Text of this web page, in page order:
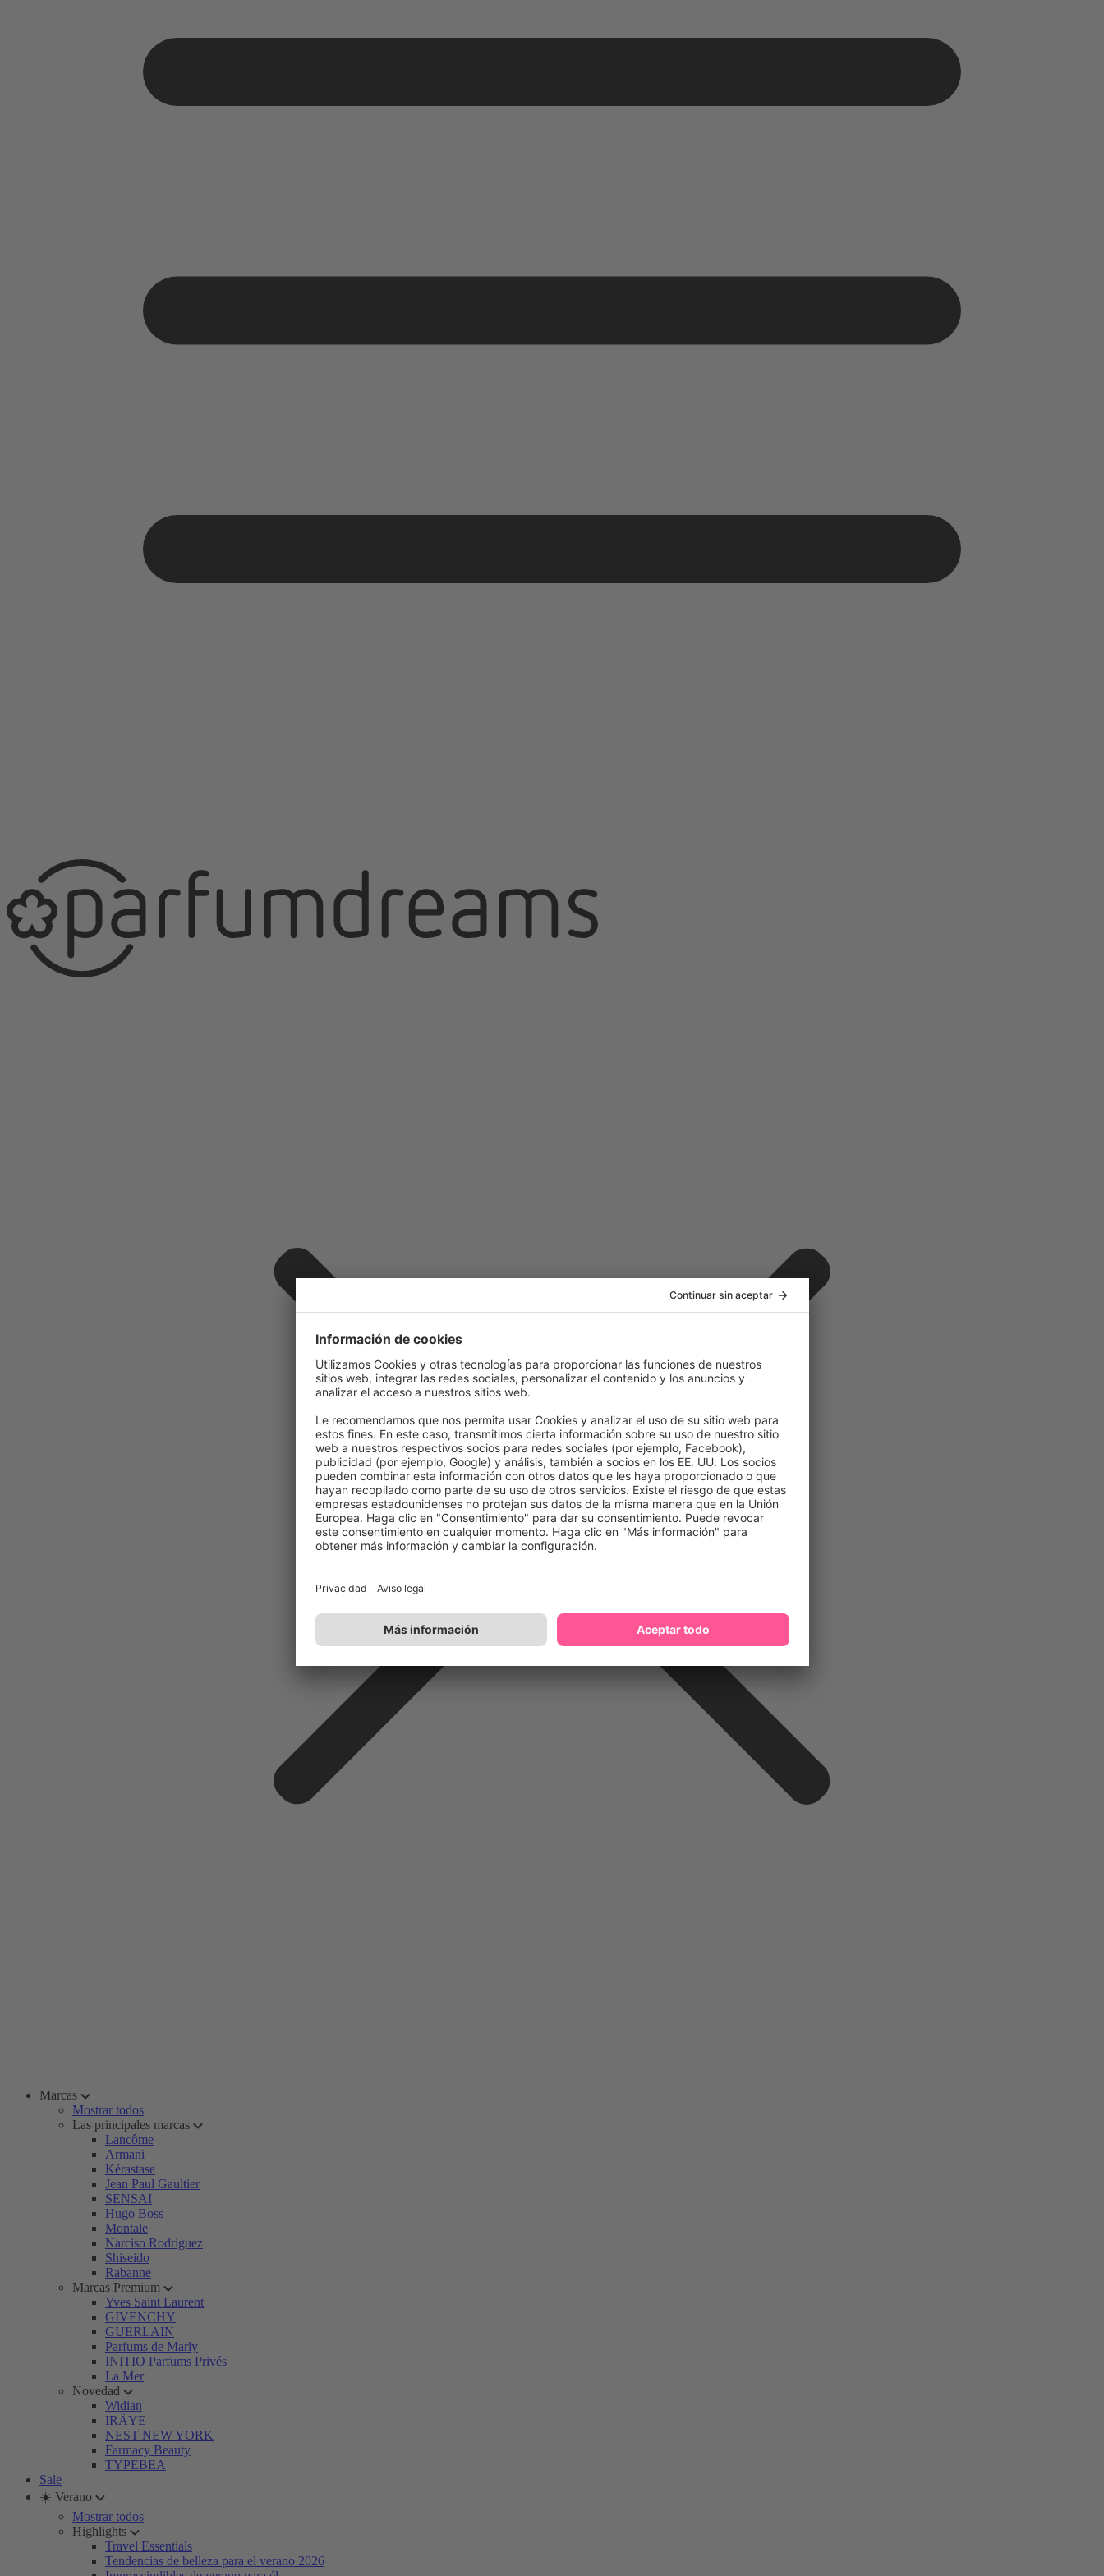
Marcas
Mostrar todos
Las principales marcas
Lancôme
Armani
Kérastase
Jean Paul Gaultier
SENSAI
Hugo Boss
Montale
Narciso Rodriguez
Shiseido
Rabanne
Marcas Premium
Yves Saint Laurent
GIVENCHY
GUERLAIN
Parfums de Marly
INITIO Parfums Privés
La Mer
Novedad
Widian
IRÄYE
NEST NEW YORK
Farmacy Beauty
TYPEBEA
Sale
☀️ Verano
Mostrar todos
Highlights
Travel Essentials
Tendencias de belleza para el verano 2026